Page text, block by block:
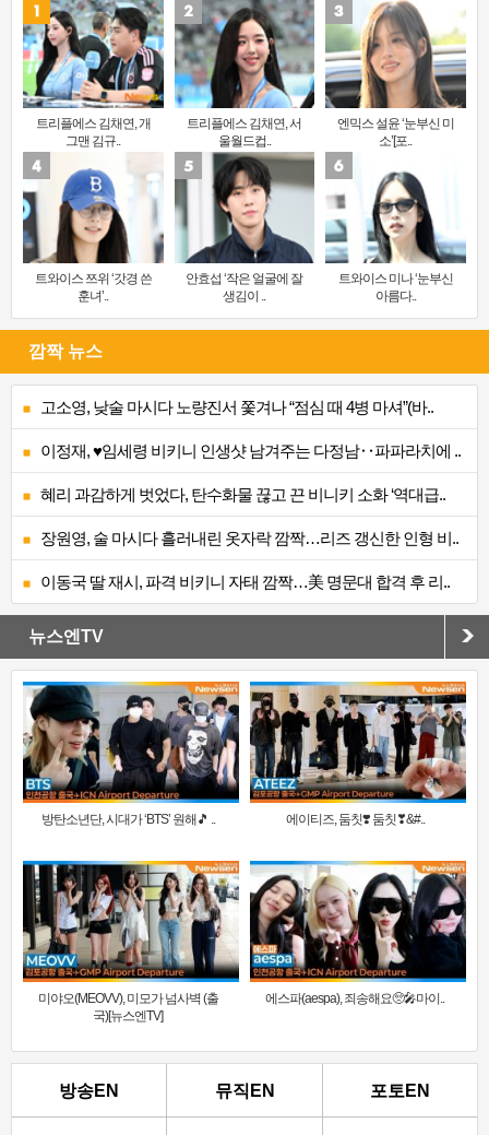
트리플에스 김채연, 개
그맨 김규..
트리플에스 김채연, 서
울월드컵..
엔믹스 설윤 ‘눈부신 미
소’[포..
트와이스 쯔위 ‘갓경 쓴
훈녀’..
안효섭 ‘작은 얼굴에 잘
생김이 ..
트와이스 미나 ‘눈부신
아름다..
깜짝 뉴스
고소영, 낮술 마시다 노량진서 쫓겨나 “점심 때 4병 마셔”(바..
이정재, ♥임세령 비키니 인생샷 남겨주는 다정남‥파파라치에 ..
혜리 과감하게 벗었다, 탄수화물 끊고 끈 비니키 소화 ‘역대급..
장원영, 술 마시다 흘러내린 옷자락 깜짝…리즈 갱신한 인형 비..
이동국 딸 재시, 파격 비키니 자태 깜짝…美 명문대 합격 후 리..
뉴스엔TV
방탄소년단, 시대가 ‘BTS’ 원해🎵 .. 에이티즈, 둠칫❣️ 둠칫❣&#..
미야오(MEOVV), 미모가 넘사벽 (출
국)[뉴스엔TV]
에스파(aespa), 죄송해요🥺🎤마이..
방송EN 뮤직EN 포토EN